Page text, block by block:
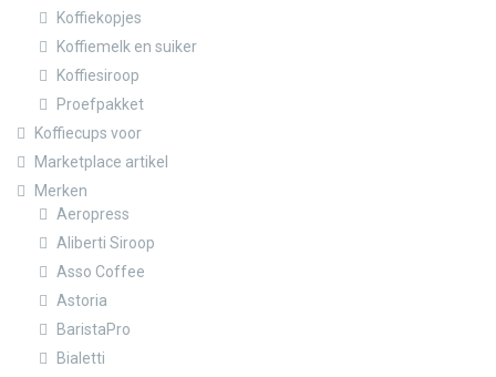
Koffiekopjes
Koffiemelk en suiker
Koffiesiroop
Proefpakket
Koffiecups voor
Marketplace artikel
Merken
Aeropress
Aliberti Siroop
Asso Coffee
Astoria
BaristaPro
Bialetti